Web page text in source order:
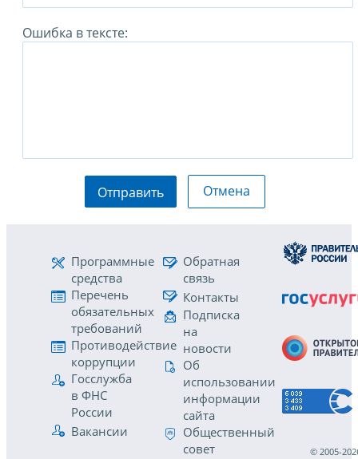
Ошибка в тексте:
Отправить Отмена
Программные
средства
Перечень
обязательных
требований
Противодействие
коррупции
Госслужба
в ФНС
России
Вакансии
Обратная
связь
Контакты
Подписка
на
новости
Об
использовании
информации
сайта
Общественный
совет
© 2005-